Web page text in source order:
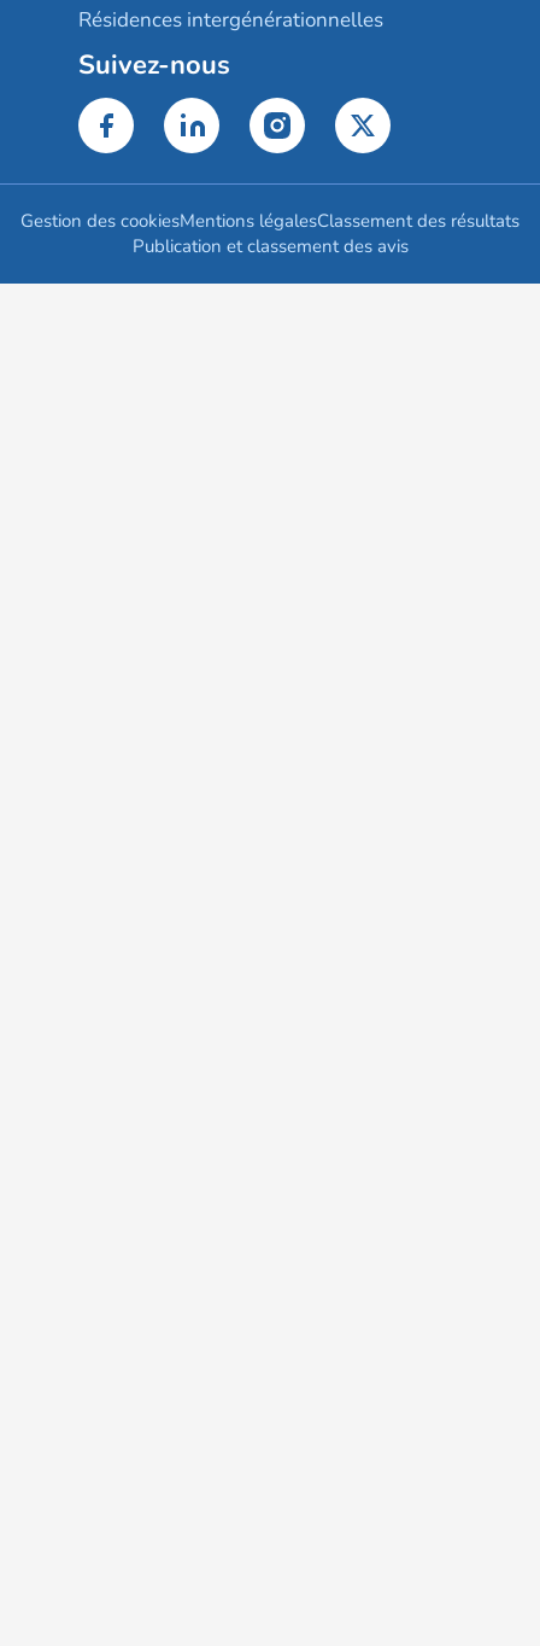
Résidences intergénérationnelles
Suivez-nous
Gestion des cookiesMentions légalesClassement des résultats
Publication et classement des avis